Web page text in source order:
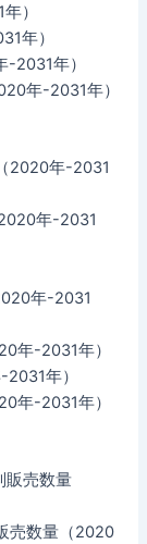
）
年）
2031年）
年-2031年）
2020年-2031
年-2031
年-2031
年-2031年）
年）
年-2031年）
販売数量
売数量（2020